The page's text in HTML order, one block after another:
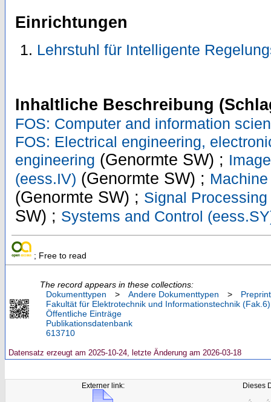
Einrichtungen
Lehrstuhl für Intelligente
Inhaltliche Beschreibung
FOS: Computer and information
FOS: Electrical engineering,
engineering (Genormte SW) ;
(eess.IV) (Genormte SW) ;
(Genormte SW) ; Signal
SW) ; Systems and Control
; Free to read
The record appears in these collections:
Dokumenttypen
> Andere Dokumenttypen >
Fakultät für Elektrotechnik und Informationstechnik (Fak.6)
Öffentliche Einträge
Publikationsdatenbank
613710
Datensatz erzeugt am 2025-10-24, letzte Änderung am 2026-03-18
Externer link: Dieses